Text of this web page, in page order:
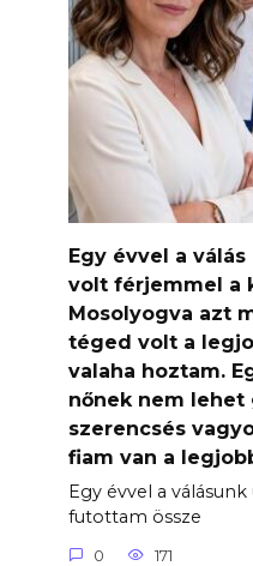
Egy évvel a
volt férjemmel a
Mosolyogva azt
téged volt a
valaha hoztam.
nőnek nem lehet
szerencsés
fiam van a
Egy évvel a
futottam össze
0 171